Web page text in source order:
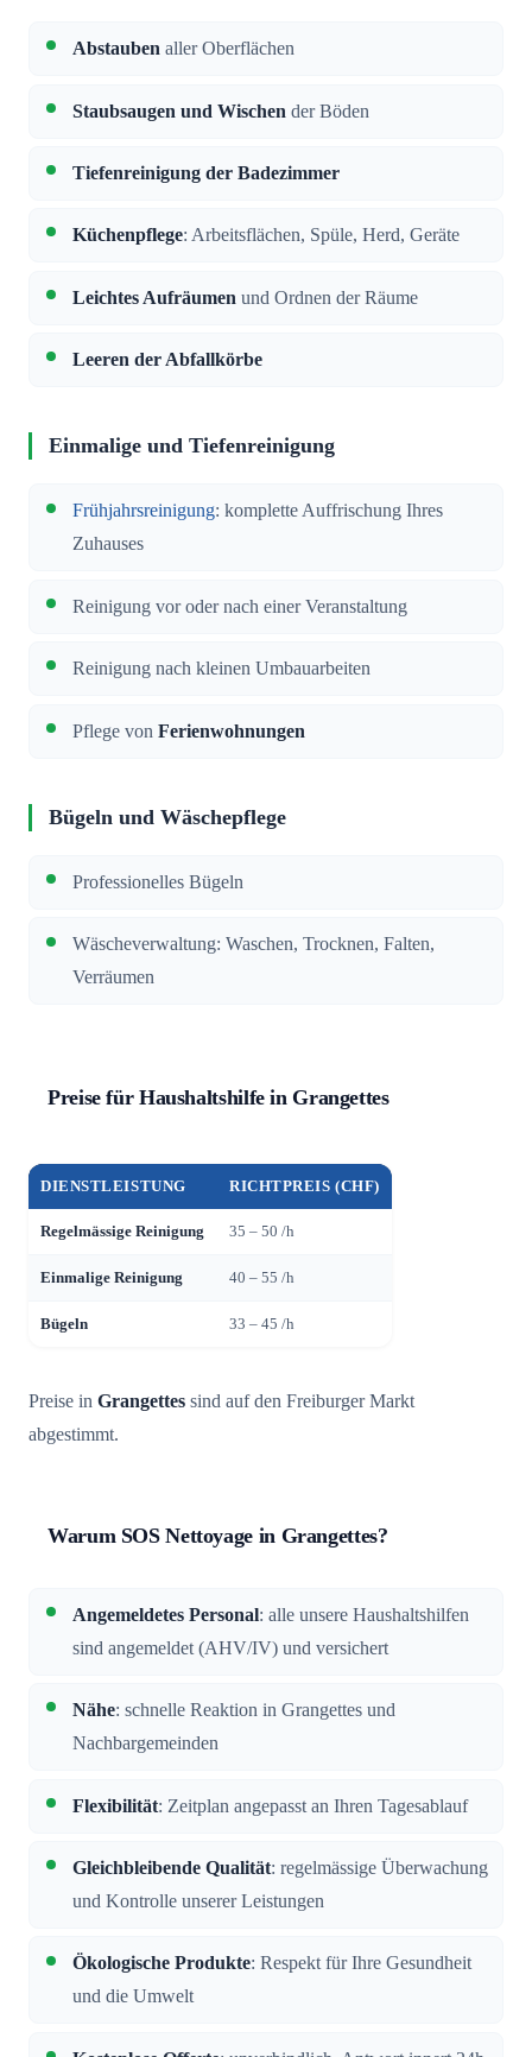
Abstauben aller Oberflächen
Staubsaugen und Wischen der Böden
Tiefenreinigung der Badezimmer
Küchenpflege: Arbeitsflächen, Spüle, Herd, Geräte
Leichtes Aufräumen und Ordnen der Räume
Leeren der Abfallkörbe
Einmalige und Tiefenreinigung
Frühjahrsreinigung: komplette Auffrischung Ihres
Zuhauses
Reinigung vor oder nach einer Veranstaltung
Reinigung nach kleinen Umbauarbeiten
Pflege von Ferienwohnungen
Bügeln und Wäschepflege
Professionelles Bügeln
Wäscheverwaltung: Waschen, Trocknen, Falten,
Verräumen
Preise für Haushaltshilfe in Grangettes
DIENSTLEISTUNG RICHTPREIS (CHF)
Regelmässige Reinigung 35 – 50 /h
Einmalige Reinigung 40 – 55 /h
Bügeln 33 – 45 /h
Preise in Grangettes sind auf den Freiburger Markt
abgestimmt.
Warum SOS Nettoyage in Grangettes?
Angemeldetes Personal: alle unsere Haushaltshilfen
sind angemeldet (AHV/IV) und versichert
Nähe: schnelle Reaktion in Grangettes und
Nachbargemeinden
Flexibilität: Zeitplan angepasst an Ihren Tagesablauf
Gleichbleibende Qualität: regelmässige Überwachung
und Kontrolle unserer Leistungen
Ökologische Produkte: Respekt für Ihre Gesundheit
und die Umwelt